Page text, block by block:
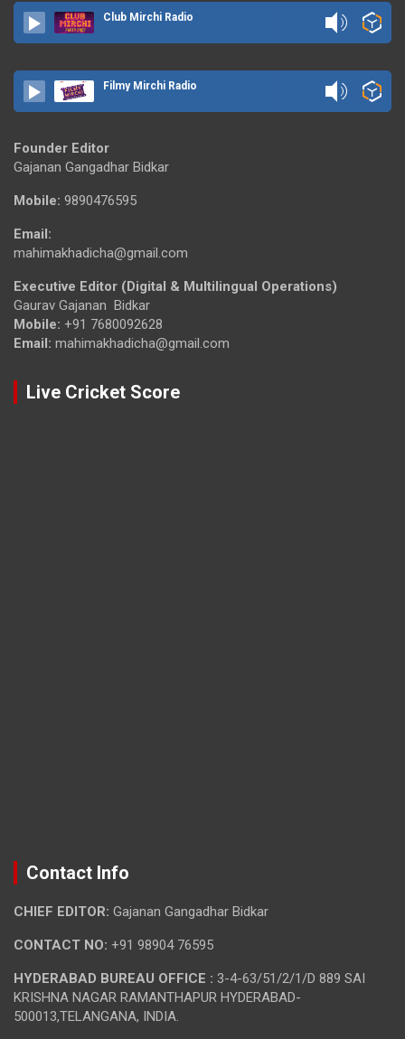
Club Mirchi Radio
Filmy Mirchi Radio
Founder Editor
Gajanan Gangadhar Bidkar
Mobile: 9890476595
Email:
mahimakhadicha@gmail.com
Executive Editor (Digital & Multilingual Operations)
Gaurav Gajanan Bidkar
Mobile: +91 7680092628
Email: mahimakhadicha@gmail.com
Live Cricket Score
Contact Info
CHIEF EDITOR: Gajanan Gangadhar Bidkar
CONTACT NO: +91 98904 76595
HYDERABAD BUREAU OFFICE : 3-4-63/51/2/1/D 889 SAI
KRISHNA NAGAR RAMANTHAPUR HYDERABAD-
500013,TELANGANA, INDIA.